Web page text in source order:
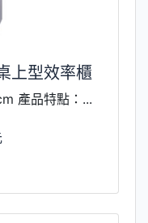
上型效率櫃
產品特點：...